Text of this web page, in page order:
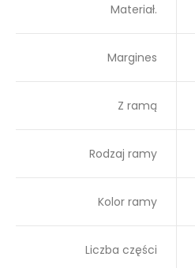
Materiał.
Margines
Z ramą
Rodzaj ramy
Kolor ramy
Liczba części